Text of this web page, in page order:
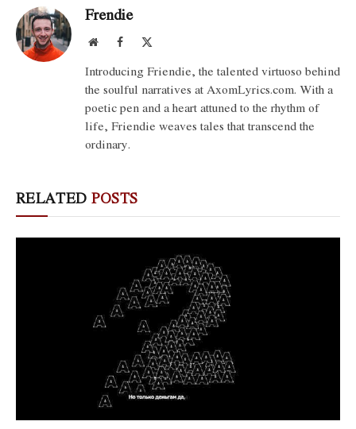
Frendie
WebsiteFacebook
Introducing Friendie, the talented virtuoso behind
the soulful narratives at AxomLyrics.com. With a
poetic pen and a heart attuned to the rhythm of
life, Friendie weaves tales that transcend the
ordinary.
RELATED POSTS